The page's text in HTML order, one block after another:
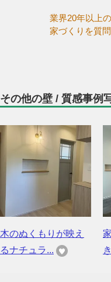
業界20年以上
家づくりを質
その他の壁 / 質感事例
木のぬくもりが映え
るナチュラ...